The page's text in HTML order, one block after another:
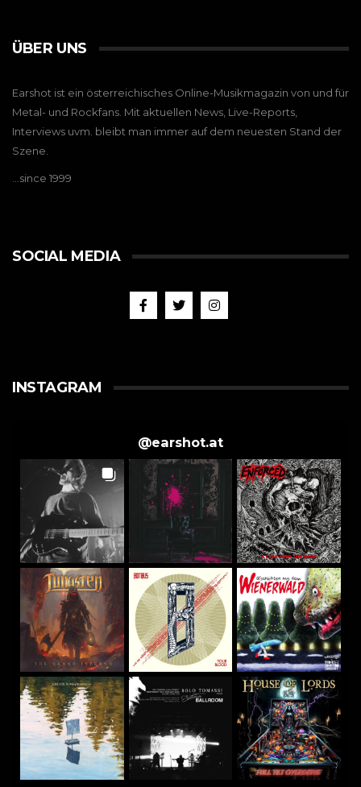
ÜBER UNS
Earshot ist ein österreichisches Online-Musikmagazin von und für
Metal- und Rockfans. Mit aktuellen News, Live-Reports,
Interviews uvm. bleibt man immer auf dem neuesten Stand der
Szene.
…since 1999
SOCIAL MEDIA
INSTAGRAM
@earshot.at